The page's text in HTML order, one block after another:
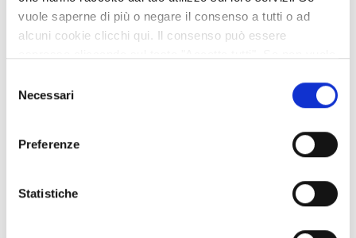
vuole saperne di più o negare il consenso a tutti o ad
alcuni cookie clicchi qui. Il consenso può essere
tasto "Rifiuta".
delNecessari
Preferenze
Statistiche
«Questa decisione – aggiungeSimone Zarantonello,
sindaco di Novellara– mette un punto fermo su un iter
lungo e complesso e consente finalmente di guardare avanti
con maggiore serenità. Il completamento dell’ultimo tratto di
tangenziale, i cui lavori sono iniziati da un paio di mesi e
stanno procedendo secondo cronoprogramma, è
cittadini, per ridurre il traffico pesante nel centro abitato e
rafforzare l’intero sistema della mobilità della Bassa